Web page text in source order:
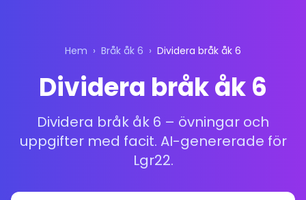
Hem › Bråk åk 6 › Dividera bråk åk 6
Dividera bråk åk 6
Dividera bråk åk 6 – övningar och
uppgifter med facit. AI-genererade för
Lgr22.